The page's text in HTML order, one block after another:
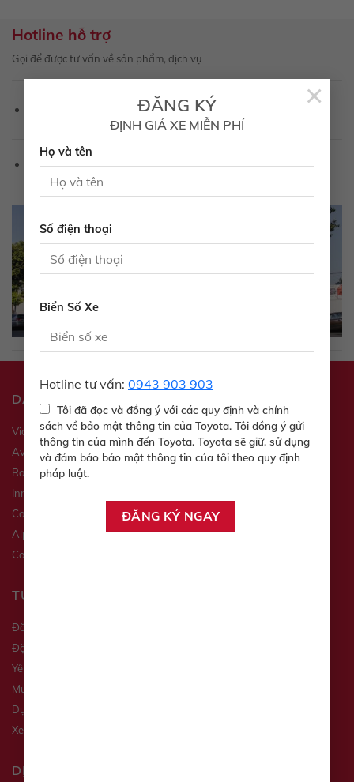
ĐĂNG KÝ
ĐỊNH GIÁ XE MIỄN PHÍ
Họ và tên
Số điện thoại
Biển Số Xe
Hotline tư vấn: 0943 903 903
Tôi đã đọc và đồng ý với các quy định và chính
sách về bảo mật thông tin của Toyota. Tôi đồng ý gửi
thông tin của mình đến Toyota. Toyota sẽ giữ, sử dụng
và đảm bảo bảo mật thông tin của tôi theo quy định
pháp luật.
×
Hotline hỗ trợ
Gọi để được tư vấn về sản phẩm, dịch vụ
Hotline Kinh doanh: 1800 6565
Email:hotro@toyotatayninh.com.vn
DANH MỤC SẢN PHẨM
Vios
Veloz
Avanza
Yaris
Raize
Innova
Camry
Hilux
Alphard
Corolla Altis
Corolla Cross
TƯ VẤN XE
Đăng ký lái thử
Đặt hẹn dịch vụ
Yêu cầu báo giá
Mua xe trả góp
Dự toán chi phí
Xe qua sử dụng
DỊCH VỤ